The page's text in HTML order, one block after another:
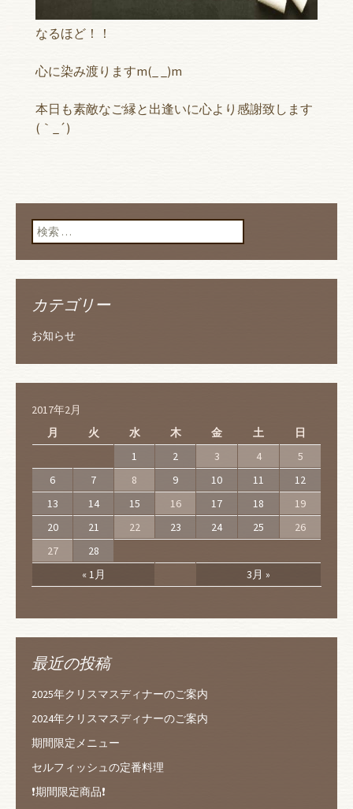
なるほど！！
心に染み渡りますm(_ _)m
本日も素敵なご縁と出逢いに心より感謝致します
(｀_´)ゞ
検索:
カテゴリー
お知らせ
2017年2月
月
火 水 木 金 土 日
« 1月 3月 »
1 2 3 4
5
6
7 8 9 10 11
12
13
14 15 16 17 18
19
20
21 22 23 24 25
26
27
28
最近の投稿
2025年クリスマスディナーのご案内
2024年クリスマスディナーのご案内
期間限定メニュー
セルフィッシュの定番料理
❗️期間限定商品❗️